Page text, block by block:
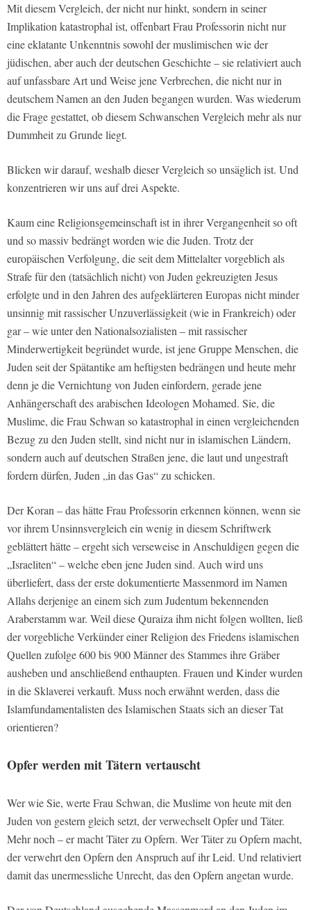
Mit diesem Vergleich, der nicht nur hinkt, sondern in seiner
Implikation katastrophal ist, offenbart Frau Professorin nicht nur
eine eklatante Unkenntnis sowohl der muslimischen wie der
jüdischen, aber auch der deutschen Geschichte – sie relativiert auch
auf unfassbare Art und Weise jene Verbrechen, die nicht nur in
deutschem Namen an den Juden begangen wurden. Was wiederum
die Frage gestattet, ob diesem Schwanschen Vergleich mehr als nur
Dummheit zu Grunde liegt.
Blicken wir darauf, weshalb dieser Vergleich so unsäglich ist. Und
konzentrieren wir uns auf drei Aspekte.
Kaum eine Religionsgemeinschaft ist in ihrer Vergangenheit so oft
und so massiv bedrängt worden wie die Juden. Trotz der
europäischen Verfolgung, die seit dem Mittelalter vorgeblich als
Strafe für den (tatsächlich nicht) von Juden gekreuzigten Jesus
erfolgte und in den Jahren des aufgeklärteren Europas nicht minder
unsinnig mit rassischer Unzuverlässigkeit (wie in Frankreich) oder
gar – wie unter den Nationalsozialisten – mit rassischer
Minderwertigkeit begründet wurde, ist jene Gruppe Menschen, die
Juden seit der Spätantike am heftigsten bedrängen und heute mehr
denn je die Vernichtung von Juden einfordern, gerade jene
Anhängerschaft des arabischen Ideologen Mohamed. Sie, die
Muslime, die Frau Schwan so katastrophal in einen vergleichenden
Bezug zu den Juden stellt, sind nicht nur in islamischen Ländern,
sondern auch auf deutschen Straßen jene, die laut und ungestraft
fordern dürfen, Juden „in das Gas“ zu schicken.
Der Koran – das hätte Frau Professorin erkennen können, wenn sie
vor ihrem Unsinnsvergleich ein wenig in diesem Schriftwerk
geblättert hätte – ergeht sich verseweise in Anschuldigen gegen die
„Israeliten“ – welche eben jene Juden sind. Auch wird uns
überliefert, dass der erste dokumentierte Massenmord im Namen
Allahs derjenige an einem sich zum Judentum bekennenden
Araberstamm war. Weil diese Quraiza ihm nicht folgen wollten, ließ
der vorgebliche Verkünder einer Religion des Friedens islamischen
Quellen zufolge 600 bis 900 Männer des Stammes ihre Gräber
ausheben und anschließend enthaupten. Frauen und Kinder wurden
in die Sklaverei verkauft. Muss noch erwähnt werden, dass die
Islamfundamentalisten des Islamischen Staats sich an dieser Tat
orientieren?
Opfer werden mit Tätern vertauscht
Wer wie Sie, werte Frau Schwan, die Muslime von heute mit den
Juden von gestern gleich setzt, der verwechselt Opfer und Täter.
Mehr noch – er macht Täter zu Opfern. Wer Täter zu Opfern macht,
der verwehrt den Opfern den Anspruch auf ihr Leid. Und relativiert
damit das unermessliche Unrecht, das den Opfern angetan wurde.